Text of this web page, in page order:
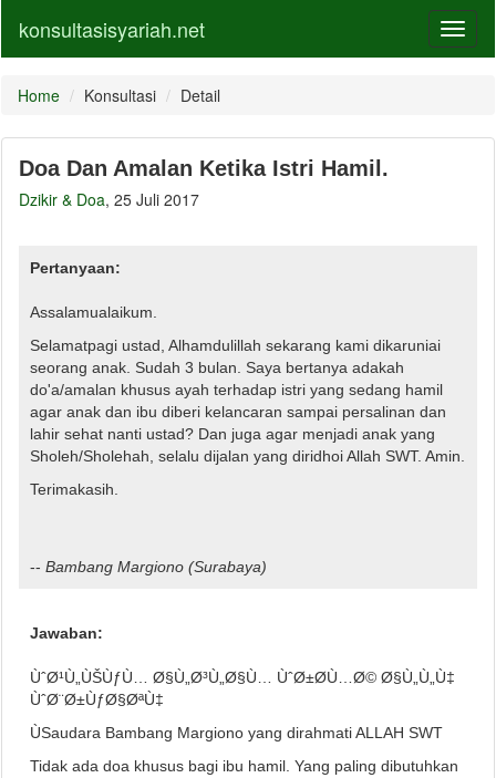
konsultasisyariah.net
Home Konsultasi Detail
Doa Dan Amalan Ketika Istri Hamil.
Dzikir & Doa, 25 Juli 2017
Pertanyaan:
Assalamualaikum.
Selamatpagi ustad, Alhamdulillah sekarang kami dikaruniai
seorang anak. Sudah 3 bulan. Saya bertanya adakah
do'a/amalan khusus ayah terhadap istri yang sedang hamil
agar anak dan ibu diberi kelancaran sampai persalinan dan
lahir sehat nanti ustad? Dan juga agar menjadi anak yang
Sholeh/Sholehah, selalu dijalan yang diridhoi Allah SWT. Amin.
Terimakasih.
-- Bambang Margiono (Surabaya)
Jawaban:
ÙˆØ¹Ù„ÙŠÙƒÙ… Ø§Ù„Ø³Ù„Ø§Ù… ÙˆØ±Ø­Ù…Ø© Ø§Ù„Ù„Ù‡
ÙˆØ¨Ø±ÙƒØ§ØªÙ‡
ÙSaudara Bambang Margiono yang dirahmati ALLAH SWT
Tidak ada doa khusus bagi ibu hamil. Yang paling dibutuhkan